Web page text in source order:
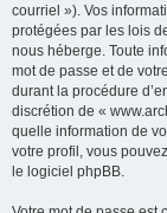
courriel »). Vos
protégées par les lois
nous héberge. Toute
mot de passe et de
durant la procédure
discrétion de «
quelle information de
votre profil, vous
le logiciel phpBB.